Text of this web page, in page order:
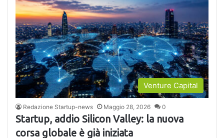
Venture Capital
Redazione Startup-news Maggio 28, 2026 0
Startup, addio Silicon Valley: la nuova
corsa globale è già iniziata